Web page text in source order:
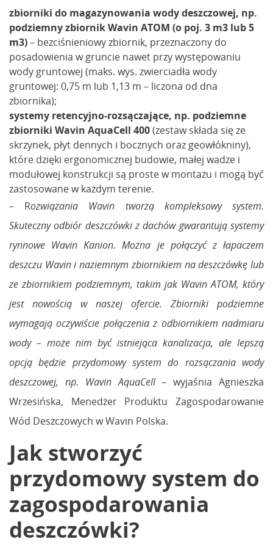
zbiorniki do magazynowania wody deszczowej, np.
podziemny zbiornik Wavin ATOM (o poj. 3 m3 lub 5
m3)– bezciśnieniowy zbiornik, przeznaczony do
posadowienia w gruncie nawet przy występowaniu
wody gruntowej (maks. wys. zwierciadła wody
gruntowej: 0,75 m lub 1,13 m – liczona od dna
zbiornika);
systemy retencyjno-rozsączające, np. podziemne
zbiorniki Wavin AquaCell 400(zestaw składa się ze
skrzynek, płyt dennych i bocznych oraz geowłókniny),
które dzięki ergonomicznej budowie, małej wadze i
modułowej konstrukcji są proste w montażu i mogą być
zastosowane w każdym terenie.
– Rozwiązania Wavin tworzą kompleksowy system.
Skuteczny odbiór deszczówki z dachów gwarantują systemy
rynnowe Wavin Kanion. Można je połączyć z łapaczem
deszczu Wavin i naziemnym zbiornikiem na deszczówkę lub
ze zbiornikiem podziemnym, takim jak Wavin ATOM, który
jest nowością w naszej ofercie. Zbiorniki podziemne
wymagają oczywiście połączenia z odbiornikiem nadmiaru
wody – może nim być istniejąca kanalizacja, ale lepszą
opcją będzie przydomowy system do rozsączania wody
deszczowej, np. Wavin AquaCell– wyjaśnia Agnieszka
Wrzesińska, Menedżer Produktu Zagospodarowanie
Wód Deszczowych w Wavin Polska.
Jak stworzyć
przydomowy system do
zagospodarowania
deszczówki?